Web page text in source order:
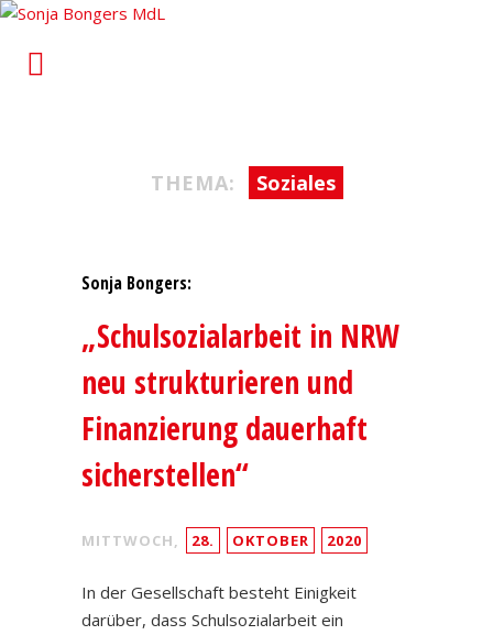
Sonja Bongers MdL
THEMA: Soziales
Sonja Bongers:
„Schulsozialarbeit in NRW
neu strukturieren und
Finanzierung dauerhaft
sicherstellen“
MITTWOCH, 28. OKTOBER 2020
In der Gesellschaft besteht Einigkeit
darüber, dass Schulsozialarbeit ein